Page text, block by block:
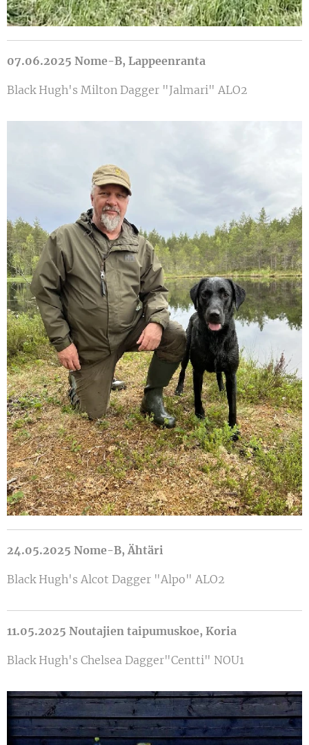
07.06.2025 Nome-B, Lappeenranta
Black Hugh's Milton Dagger "Jalmari" ALO2
24.05.2025 Nome-B, Ähtäri
Black Hugh's Alcot Dagger "Alpo" ALO2
11.05.2025 Noutajien taipumuskoe, Koria
Black Hugh's Chelsea Dagger"Centti" NOU1